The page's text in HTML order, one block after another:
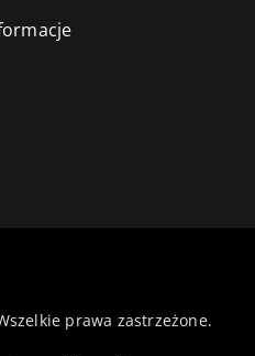
prawa zastrzeżone.